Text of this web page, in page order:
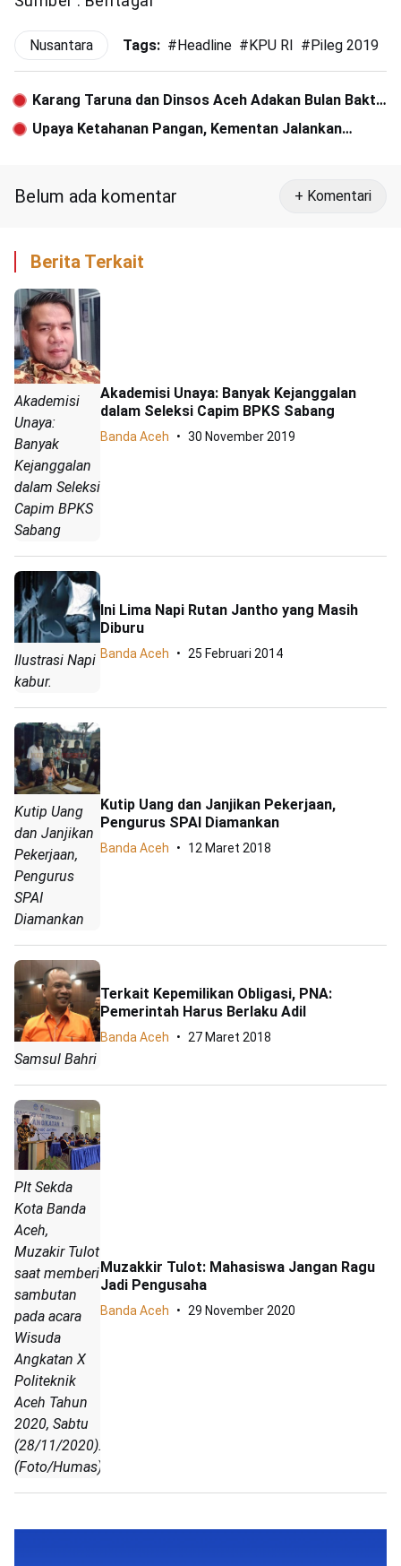
Nusantara Tags: #Headline #KPU RI #Pileg 2019
Karang Taruna dan Dinsos Aceh Adakan Bulan Bakti
di Pidie
Upaya Ketahanan Pangan, Kementan Jalankan
Belum ada komentar + Komentari
Berita Terkait
Akademisi
Unaya:
Banyak
Kejanggalan
dalam Seleksi
Capim BPKS
Sabang
Akademisi Unaya: Banyak Kejanggalan
dalam Seleksi Capim BPKS Sabang
Banda Aceh 30 November 2019
Ilustrasi Napi
kabur.
Ini Lima Napi Rutan Jantho yang Masih
Diburu
Banda Aceh 25 Februari 2014
Kutip Uang
dan Janjikan
Pekerjaan,
Pengurus
SPAI
Diamankan
Kutip Uang dan Janjikan Pekerjaan,
Pengurus SPAI Diamankan
Banda Aceh 12 Maret 2018
Samsul Bahri
Terkait Kepemilikan Obligasi, PNA:
Pemerintah Harus Berlaku Adil
Banda Aceh 27 Maret 2018
Plt Sekda
Kota Banda
Aceh,
Muzakir Tulot
saat memberi
sambutan
pada acara
Wisuda
Angkatan X
Politeknik
Aceh Tahun
2020, Sabtu
(28/11/2020).
(Foto/Humas)
Muzakkir Tulot: Mahasiswa Jangan Ragu
Jadi Pengusaha
Banda Aceh 29 November 2020